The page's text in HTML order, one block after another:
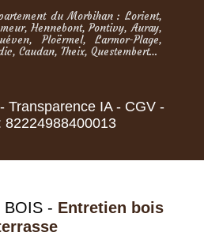
du Morbihan : Lorient,
Hennebont, Pontivy, Auray,
Ploërmel, Larmor-Plage,
Caudan, Theix, Questembert…
- Transparence IA- CGV -
82224988400013
BOIS - Entretien bois